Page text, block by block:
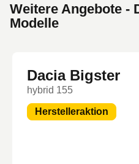
Weitere Angebote -
Modelle
Dacia Bigster
hybrid 155
Herstelleraktion